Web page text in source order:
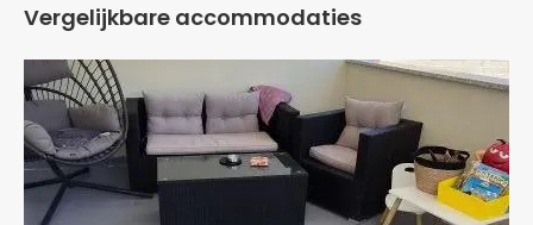
Vergelijkbare accommodaties